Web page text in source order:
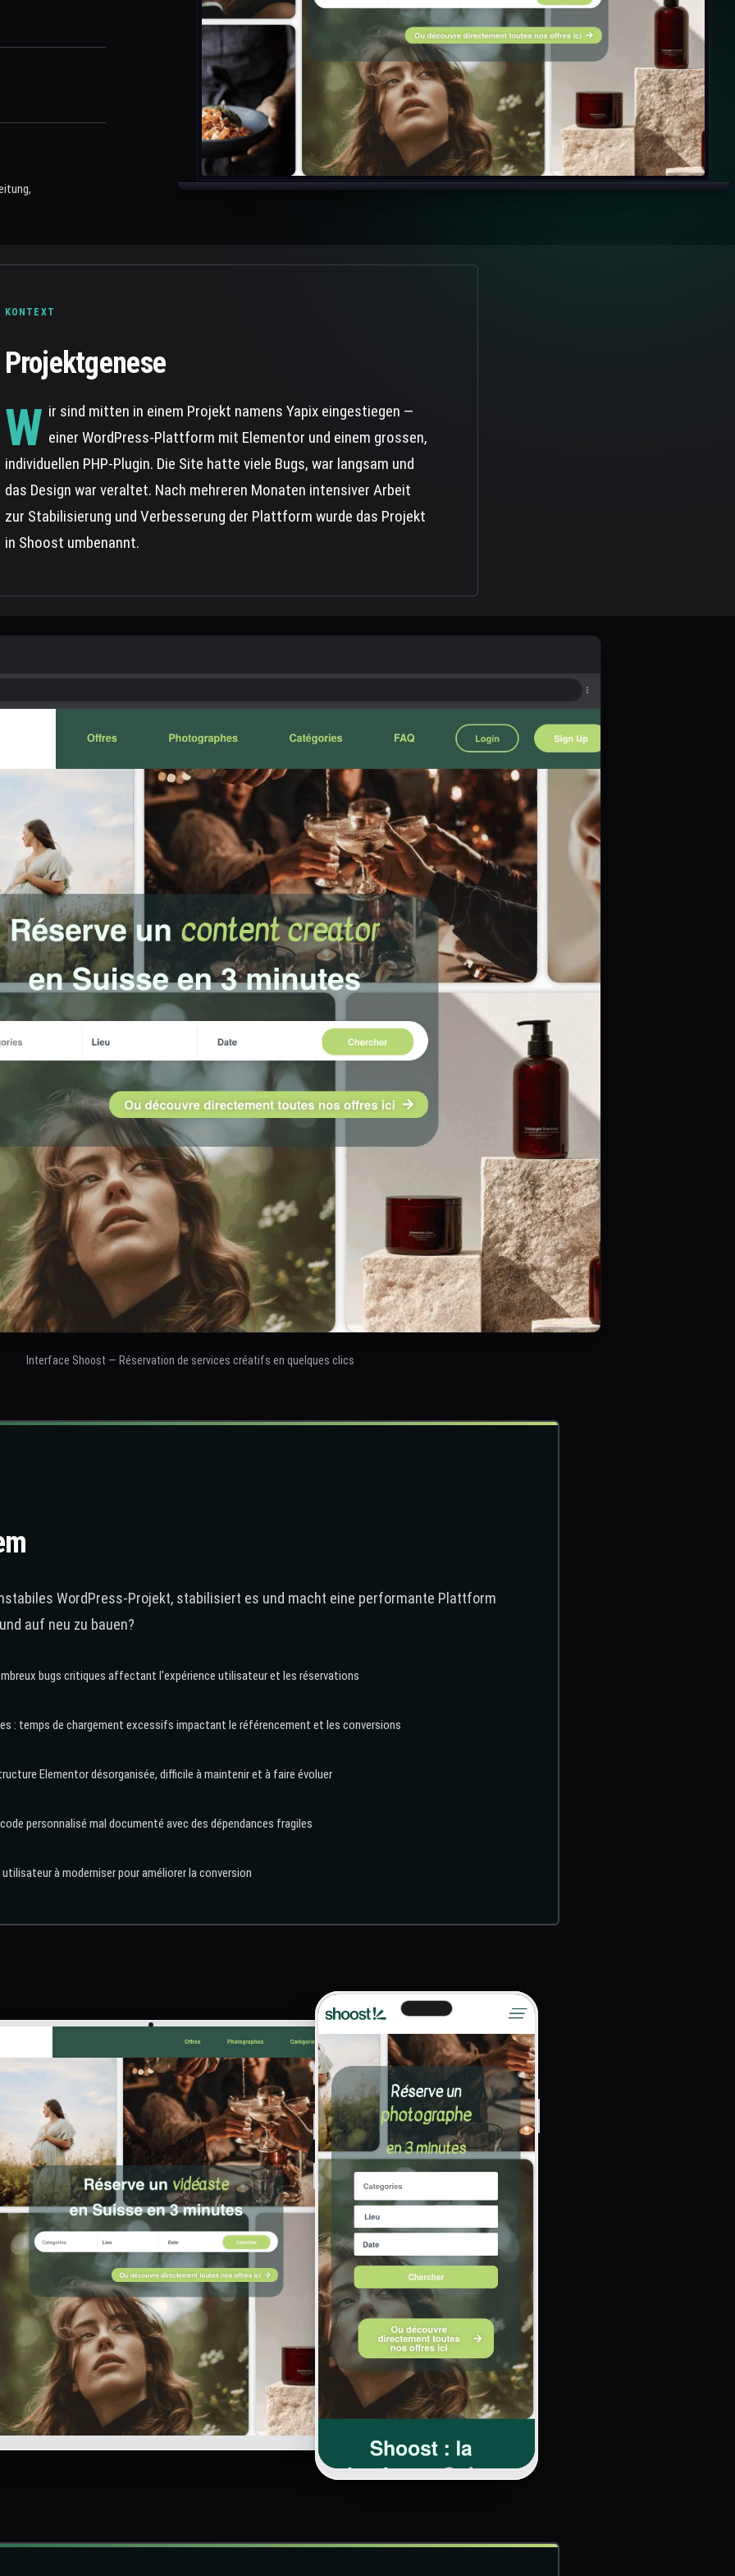
KONTEXT
Projektgenese
W ir sind mitten in einem Projekt namens Yapix eingestiegen —
einer WordPress-Plattform mit Elementor und einem grossen,
individuellen PHP-Plugin. Die Site hatte viele Bugs, war langsam und
das Design war veraltet. Nach mehreren Monaten intensiver Arbeit
zur Stabilisierung und Verbesserung der Plattform wurde das Projekt
in Shoost umbenannt.
Interface Shoost — Réservation de services créatifs en quelques clics
WordPress-Projekt, stabilisiert es und macht eine performante Plattform
auf neu zu bauen?
bugs critiques affectant l'expérience utilisateur et les réservations
: temps de chargement excessifs impactant le référencement et les conversions
Elementor désorganisée, difficile à maintenir et à faire évoluer
personnalisé mal documenté avec des dépendances fragiles
à moderniser pour améliorer la conversion